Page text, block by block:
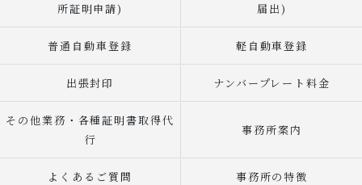
所証明申請)
届出)
普通自動車登録 軽自動車登録
出張封印 ナンバープレート料金
その他業務・各種証明書取得代
行
事務所案内
よくあるご質問 事務所の特徴